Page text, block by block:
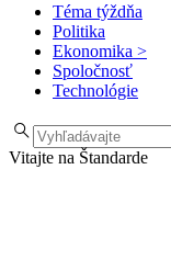
Téma týždňa
Politika
Ekonomika >
Spoločnosť
Technológie
Vitajte na Štandarde